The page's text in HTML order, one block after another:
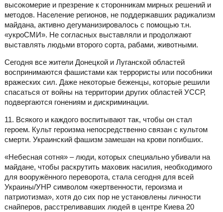
высокомерие и презрение к сторонникам мирных решений и
методов. Население регионов, не поддержавших радикализм
майдана, активно дегуманизировалось с помощью т.н.
«укроСМИ». Не согласных выставляли и продолжают
выставлять людьми второго сорта, рабами, животными.
Сегодня все жители Донецкой и Луганской областей
воспринимаются фашистами как террористы или пособники
вражеских сил. Даже некоторые беженцы, которые решили
спасаться от войны на территории других областей УССР,
подвергаются гонениям и дискриминации.
11. Всякого и каждого воспитывают так, чтобы он стал
героем. Культ героизма непосредственно связан с культом
смерти. Украинский фашизм замешан на крови погибших.
«Небесная сотня» – люди, которых специально убивали на
майдане, чтобы раскрутить маховик насилия, необходимого
для вооружённого переворота, стала сегодня для всей
Украины/УНР символом «жертвенности, героизма и
патриотизма», хотя до сих пор не установлены личности
снайперов, расстреливавших людей в центре Киева 20